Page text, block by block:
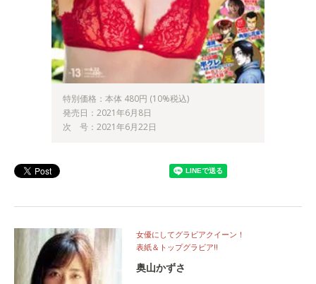
特別価格：本体 480円 (10%税込)
発売日：2021年6月8日
次 号：2021年6月22日
女優にしてグラビアクイーン！
表紙＆トップグラビア‼
奥山かずさ